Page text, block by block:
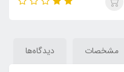
مشخصات دیدگاه‌ها